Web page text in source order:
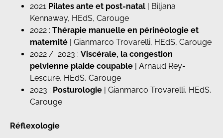
2021 Pilates ante et post-natal | Biljana
Kennaway, HEdS, Carouge
2022 : Thérapie manuelle en périnéologie et
maternité | Gianmarco Trovarelli, HEdS, Carouge
2022 / 2023 : Viscérale, la congestion
pelvienne plaide coupable | Arnaud Rey-
Lescure, HEdS, Carouge
2023 : Posturologie | Gianmarco Trovarelli, HEdS,
Carouge
Réflexologie